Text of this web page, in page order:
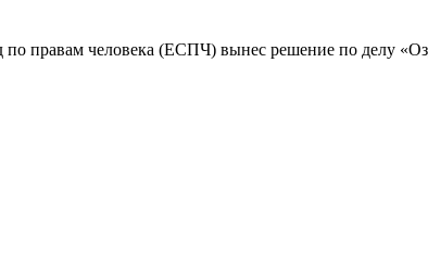
правам человека (ЕСПЧ) вынес решение по делу